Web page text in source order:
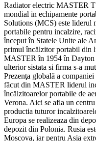
Radiator electric MASTER
mondial in echipamente
Solutions (MCS) este liderul
portabile pentru incalzire,
început în Statele Unite ale
primul încălzitor portabil din
MASTER în 1954 în
ulterior sistata si firma s-a
Prezenţa globală a
făcut din MASTER liderul
încălzitoarelor portabile de
Verona. Aici se afla un
productia tuturor
Europa se realizeaza din
depozit din Polonia. Rusia
Moscova, iar pentru Asia